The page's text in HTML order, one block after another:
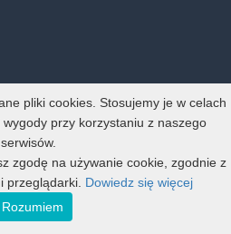
pliki cookies. Stosujemy je w celach
przy korzystaniu z naszego
serwisów.
zgodę na używanie cookie, zgodnie z
przeglądarki. Dowiedz się więcej
Rozumiem